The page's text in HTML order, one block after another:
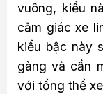
vuông, kiểu
cảm giác xe
kiểu bậc này
gàng và cần
với tổng thể